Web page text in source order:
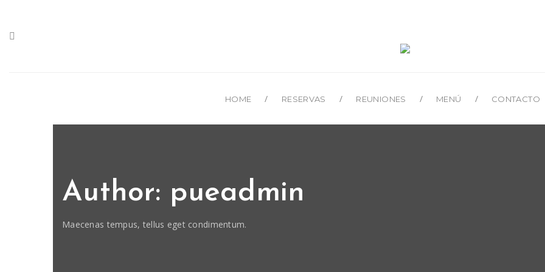
HOME RESERVAS REUNIONES MENÚ CONTACTO
Author: pueadmin
Maecenas tempus, tellus eget condimentum.